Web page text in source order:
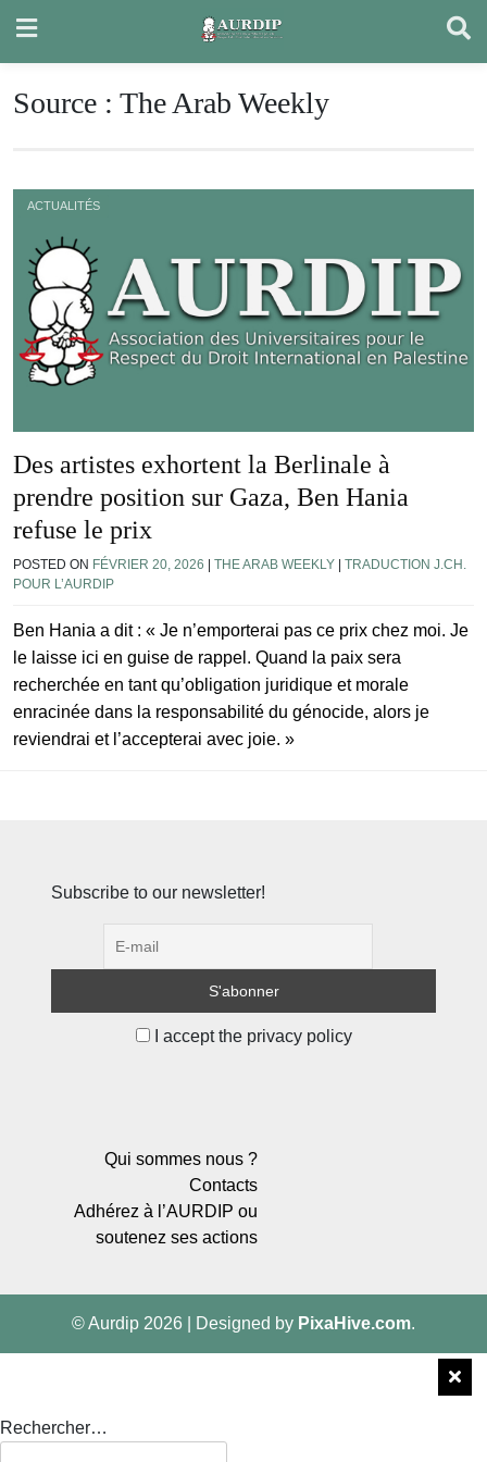
content
Source : The Arab Weekly
ACTUALITÉS
Des artistes exhortent la Berlinale à
prendre position sur Gaza, Ben Hania
refuse le prix
POSTED ON FÉVRIER 20, 2026 | THE ARAB WEEKLY | TRADUCTION J.CH.
POUR L’AURDIP
Ben Hania a dit : « Je n’emporterai pas ce prix chez moi. Je
le laisse ici en guise de rappel. Quand la paix sera
recherchée en tant qu’obligation juridique et morale
enracinée dans la responsabilité du génocide, alors je
reviendrai et l’accepterai avec joie. »
Subscribe to our newsletter!
I accept the privacy policy
Qui sommes nous ?
Contacts
Adhérez à l’AURDIP ou
soutenez ses actions
© Aurdip 2026 Designed by PixaHive.com.
Rechercher…